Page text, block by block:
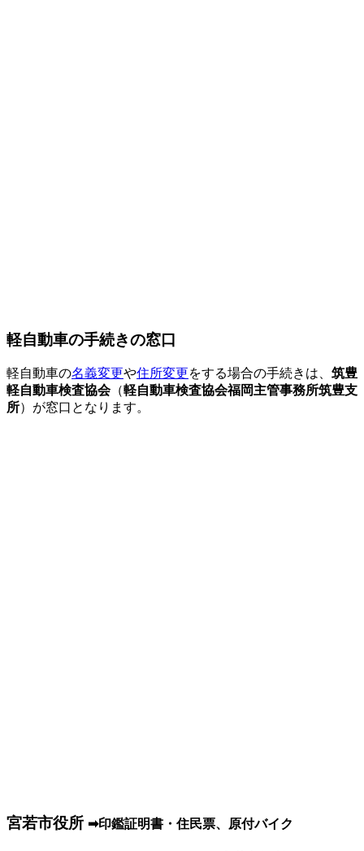
軽自動車の手続きの窓口
軽自動車の名義変更や住所変更をする場合の手続きは、 筑豊
軽自動車検査協会（軽自動車検査協会福岡主管事務所筑豊支
所）が窓口となります。
宮若市役所 ➡印鑑証明書・住民票、原付バイク